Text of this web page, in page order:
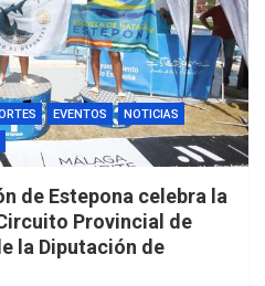
EVENTOS
NOTICIAS
de Estepona celebra la
Provincial de
la Diputación de